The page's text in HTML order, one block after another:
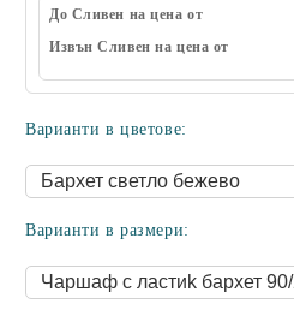
До Сливен на цена от
Извън Сливен на цена от
Варианти в цветове:
Варианти в размери: